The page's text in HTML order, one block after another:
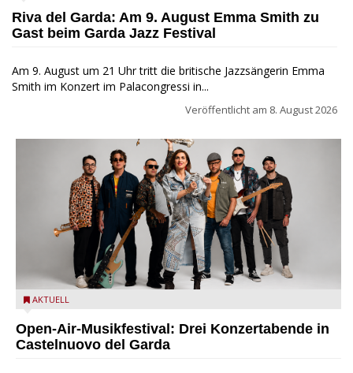
Riva del Garda: Am 9. August Emma Smith zu
Gast beim Garda Jazz Festival
Am 9. August um 21 Uhr tritt die britische Jazzsängerin Emma
Smith im Konzert im Palacongressi in...
Veröffentlicht am 8. August 2026
Castelnuovo del Garda: Die "Dirotta su Cuba" zu Gast beim
AKTUELL
Open-Air-Musikfestival: Drei Konzertabende in
Castelnuovo del Garda